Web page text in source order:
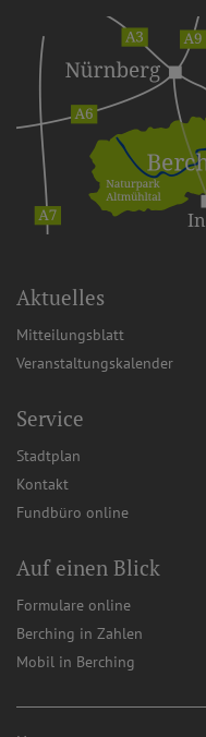
Aktuelles
Mitteilungsblatt
Veranstaltungskalender
Service
Stadtplan
Kontakt
Fundbüro online
Auf einen Blick
Formulare online
Berching in Zahlen
Mobil in Berching